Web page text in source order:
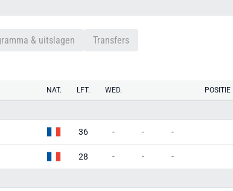
& uitslagen Transfers
NAT. LFT. WED. POSITIE
36 - - -
28 - - -